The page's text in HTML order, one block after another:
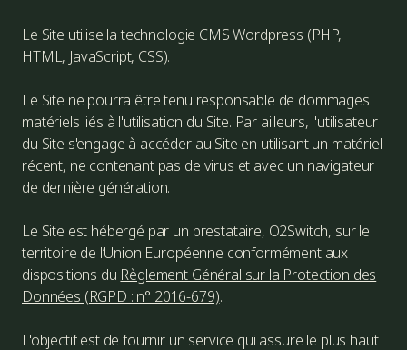
Le Site utilise la technologie CMS Wordpress (PHP,
HTML, JavaScript, CSS).
Le Site ne pourra être tenu responsable de dommages
matériels liés à l'utilisation du Site. Par ailleurs, l'utilisateur
du Site s'engage à accéder au Site en utilisant un matériel
récent, ne contenant pas de virus et avec un navigateur
de dernière génération.
Le Site est hébergé par un prestataire, O2Switch, sur le
territoire de l’Union Européenne conformément aux
dispositions du Règlement Général sur la Protection des
Données (RGPD : n° 2016-679).
L'objectif est de fournir un service qui assure le plus haut